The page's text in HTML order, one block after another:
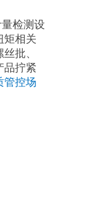
检测设
矩相关
批、
品拧紧
管控场